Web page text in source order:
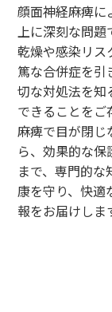
顔面神経麻痺に
上に深刻な問
乾燥や感染リス
篤な合併症を引
切な対処法を知
できることを
麻痺で目が閉
ら、効果的な
まで、専門的
康を守り、快適
報をお届けしま